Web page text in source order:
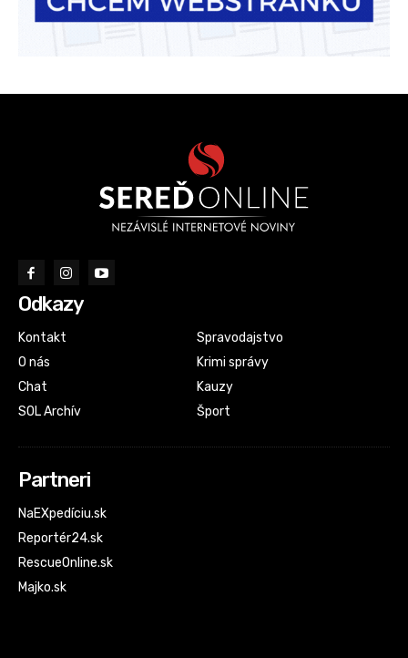
Odkazy
Kontakt
O nás
Chat
SOL Archív
Spravodajstvo
Krimi správy
Kauzy
Šport
Partneri
NaEXpedíciu.sk
Reportér24.sk
RescueOnline.sk
Majko.sk